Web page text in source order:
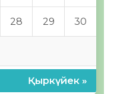
28 29 30
Қыркүйек »